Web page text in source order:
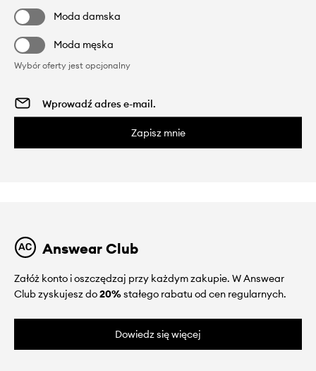
Moda damska
Moda męska
Wybór oferty jest opcjonalny
Zapisz mnie
Answear Club
Załóż konto i oszczędzaj przy każdym zakupie. W Answear
Club zyskujesz do20%stałego rabatu od cen regularnych.
Dowiedz się więcej